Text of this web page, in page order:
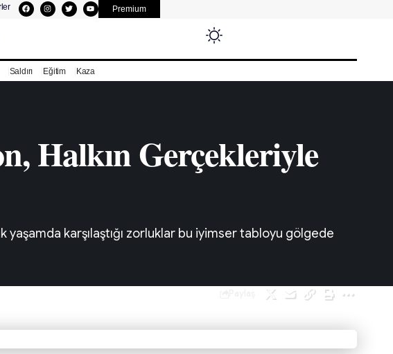
Premium
Saldırı Eğitim Kaza
Halkın Gerçekleriyle
karşılaştığı zorluklar bu iyimser tabloyu gölgede